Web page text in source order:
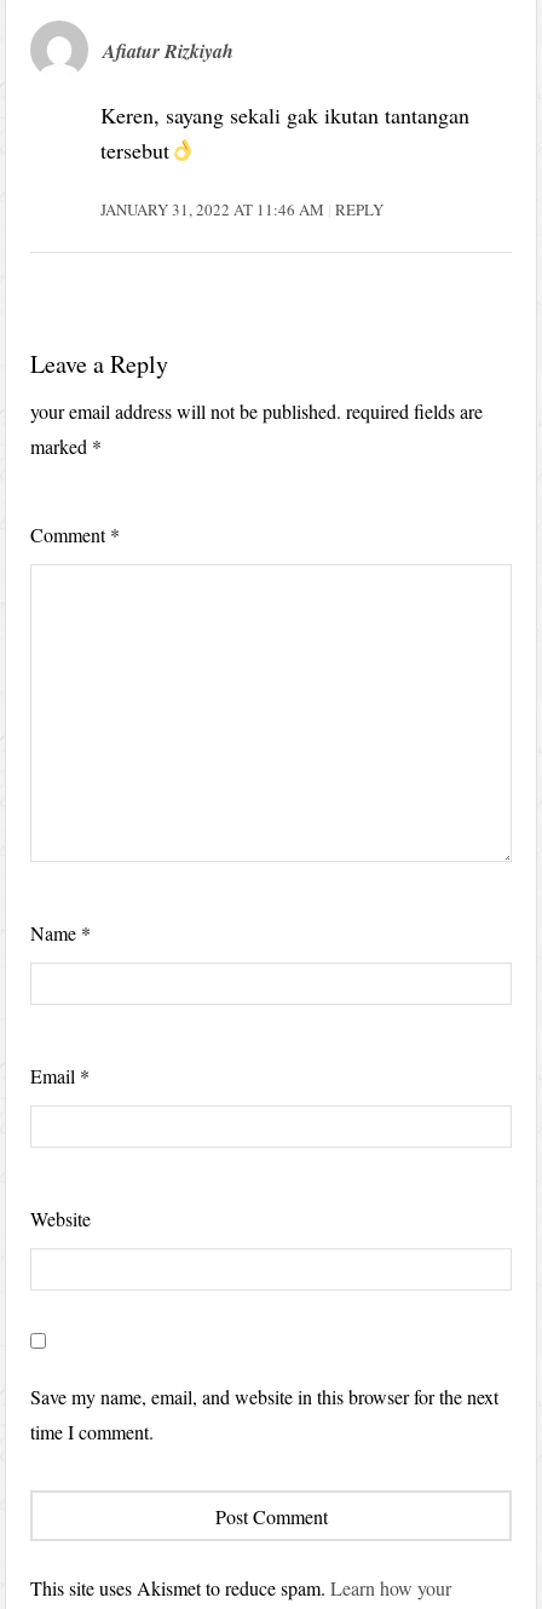
Afiatur Rizkiyah
Keren, sayang sekali gak ikutan tantangan
tersebut
JANUARY 31, 2022 AT 11:46 AM REPLY
Leave a Reply
your email address will not be published. required fields are
marked *
Comment*
Name *
Email *
Website
Save my name, email, and website in this browser for the next
time I comment.
This site uses Akismet to reduce spam.Learn how your